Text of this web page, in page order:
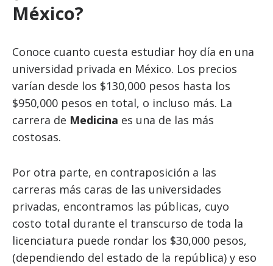
México?
Conoce cuanto cuesta estudiar hoy día en una
universidad privada en México. Los precios
varían desde los $130,000 pesos hasta los
$950,000 pesos en total, o incluso más. La
carrera de Medicina es una de las más
costosas.
Por otra parte, en contraposición a las
carreras más caras de las universidades
privadas, encontramos las públicas, cuyo
costo total durante el transcurso de toda la
licenciatura puede rondar los $30,000 pesos,
(dependiendo del estado de la república) y eso